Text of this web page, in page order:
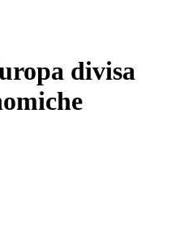
divisa